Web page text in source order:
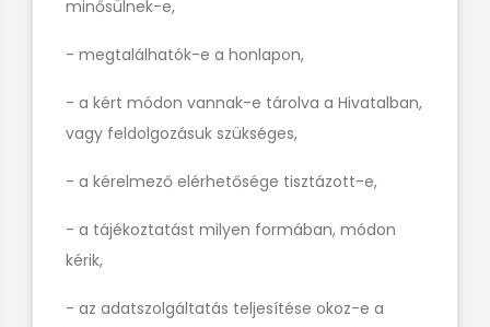
minősülnek-e,
- megtalálhatók-e a honlapon,
- a kért módon vannak-e tárolva a Hivatalban,
vagy feldolgozásuk szükséges,
- a kérelmező elérhetősége tisztázott-e,
- a tájékoztatást milyen formában, módon
kérik,
- az adatszolgáltatás teljesítése okoz-e a